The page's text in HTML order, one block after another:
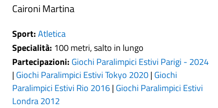
Caironi Martina
Sport:Atletica
Specialità: 100 metri, salto in lungo
Partecipazioni: Giochi Paralimpici Estivi Parigi - 2024
| Giochi Paralimpici Estivi Tokyo 2020| Giochi
Paralimpici Estivi Rio 2016| Giochi Paralimpici Estivi
Londra 2012